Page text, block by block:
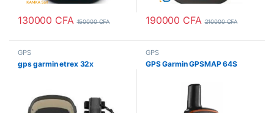
130000 CFA 150000CFA 190000 CFA 210000CFA
GPS
gps garmin etrex 32x
GPS
GPS Garmin GPSMAP 64S